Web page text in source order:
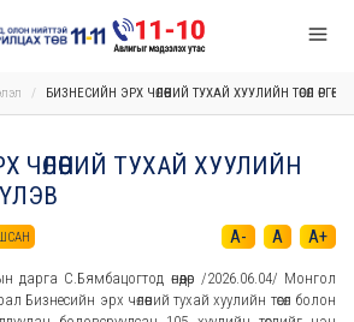
БИЗНЕСИЙН ЭРХ ЧӨЛӨӨНИЙ ТУХАЙ ХУУЛИЙН ТӨСӨЛ
ЧӨЛӨӨНИЙ ТУХАЙ ХУУЛИЙН
A- A A+
С.Бямбацогтод өнөөдөр /2026.06.04/ Монгол
Бизнесийн эрх чөлөөний тухай хуулийн төсөл болон